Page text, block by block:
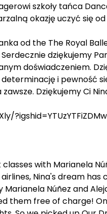
szkoły tańca
okazję uczyć się
od the The Royal
dziękujemy
doświadczeniem.
i pewność
Dziękujemy Ci
with Marianela
Nina's dream has
Núñez and
them free of charge!